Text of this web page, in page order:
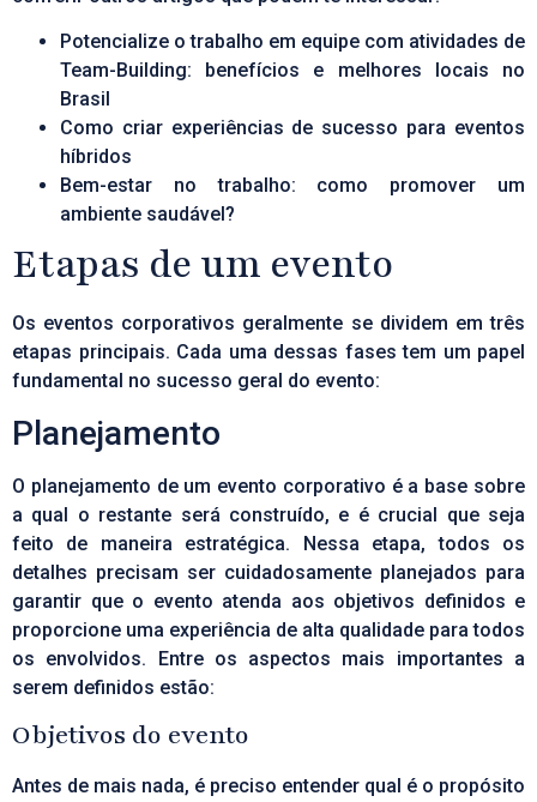
Potencialize o trabalho em equipe com atividades de
Team-Building: benefícios e melhores locais no
Brasil
Como criar experiências de sucesso para eventos
híbridos
Bem-estar no trabalho: como promover um
ambiente saudável?
Etapas de um evento
Os eventos corporativos geralmente se dividem em três
etapas principais. Cada uma dessas fases tem um papel
fundamental no sucesso geral do evento:
Planejamento
O planejamento de um evento corporativo é a base sobre
a qual o restante será construído, e é crucial que seja
feito de maneira estratégica. Nessa etapa, todos os
detalhes precisam ser cuidadosamente planejados para
garantir que o evento atenda aos objetivos definidos e
proporcione uma experiência de alta qualidade para todos
os envolvidos. Entre os aspectos mais importantes a
serem definidos estão:
Objetivos do evento
Antes de mais nada, é preciso entender qual é o propósito